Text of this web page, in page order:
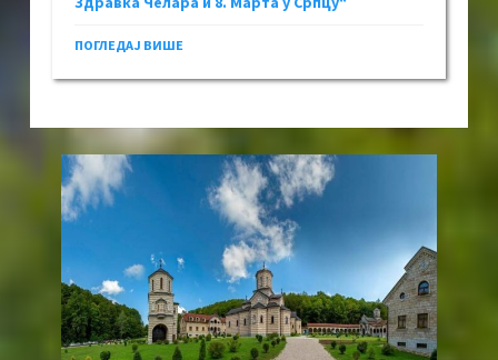
ПОГЛЕДАЈ ВИШЕ